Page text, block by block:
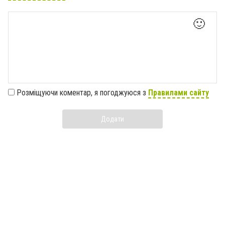
🙂
Розміщуючи коментар, я погоджуюся з Правилами сайту
Додати